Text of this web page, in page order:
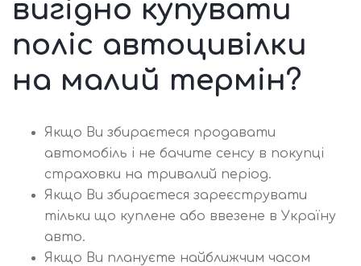
вигідно купувати
поліс автоцивілки
на малий термін?
Якщо Ви збираєтеся продавати
автомобіль і не бачите сенсу в покупці
страховки на тривалий період.
Якщо Ви збираєтеся зареєструвати
тільки що куплене або ввезене в Україну
авто.
Якщо Ви плануєте найближчим часом